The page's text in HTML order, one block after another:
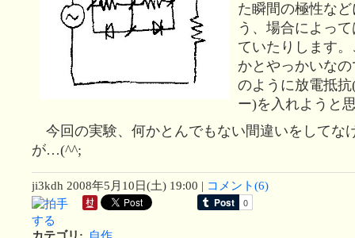
た瞬間の極性な
う、場合によっ
ていたりします
かとやっかいな
のように放電抵
ー)を入れようと
今回の実験、何かとんでもない間違いをしてな
が…(^^;
ji3kdh 2008年5月10日(土) 19:00 | コメント(6)
カテゴリ : 自作